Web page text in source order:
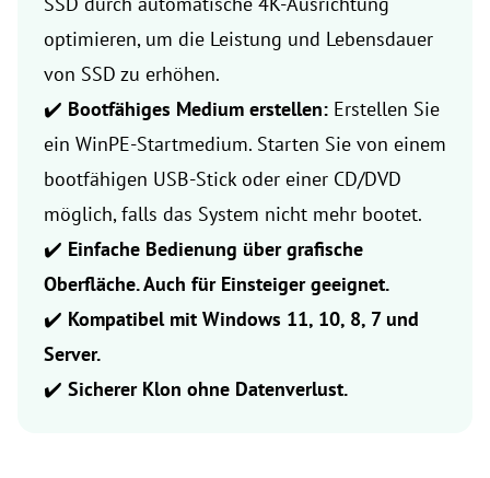
optimieren, um die Leistung und Lebensdauer
von SSD zu erhöhen.
✔️ Bootfähiges Medium erstellen: Erstellen Sie
ein WinPE-Startmedium. Starten Sie von einem
bootfähigen USB-Stick oder einer CD/DVD
möglich, falls das System nicht mehr bootet.
✔️ Einfache Bedienung über grafische
Oberfläche. Auch für Einsteiger geeignet.
✔️ Kompatibel mit Windows 11, 10, 8, 7 und
Server.
✔️ Sicherer Klon ohne Datenverlust.